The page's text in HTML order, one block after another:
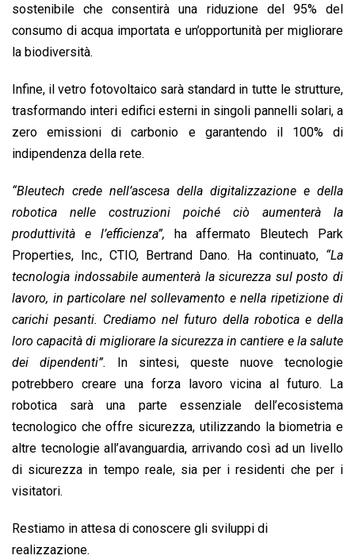
sostenibile che consentirà una riduzione del 95% del
consumo di acqua importata e un’opportunità per migliorare
la biodiversità.
Infine, il vetro fotovoltaico sarà standard in tutte le strutture,
trasformando interi edifici esterni in singoli pannelli solari, a
zero emissioni di carbonio e garantendo il 100% di
indipendenza della rete.
“Bleutech crede nell’ascesa della digitalizzazione e della
robotica nelle costruzioni poiché ciò aumenterà la
produttività e l’efficienza”, ha affermato Bleutech Park
Properties, Inc., CTIO, Bertrand Dano. Ha continuato, “La
tecnologia indossabile aumenterà la sicurezza sul posto di
lavoro, in particolare nel sollevamento e nella ripetizione di
carichi pesanti. Crediamo nel futuro della robotica e della
loro capacità di migliorare la sicurezza in cantiere e la salute
dei dipendenti”.
In sintesi, queste nuove tecnologie
potrebbero creare una forza lavoro vicina al futuro. La
robotica sarà una parte essenziale dell’ecosistema
tecnologico che offre sicurezza, utilizzando la biometria e
altre tecnologie all’avanguardia, arrivando così ad un livello
di sicurezza in tempo reale, sia per i residenti che per i
visitatori.
Restiamo in attesa di conoscere gli sviluppi di
realizzazione.